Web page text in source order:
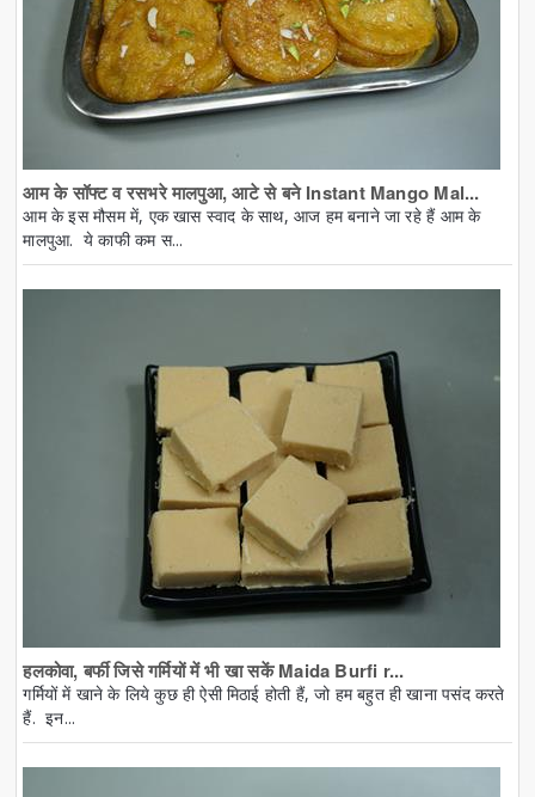
आम के सॉफ्ट व रसभरे मालपुआ, आटे से बने Instant Mango Mal...
आम के इस मौसम में, एक खास स्वाद के साथ, आज हम बनाने जा रहे हैं आम के
मालपुआ. ये काफी कम स...
हलकोवा, बर्फी जिसे गर्मियों में भी खा सकें Maida Burfi r...
गर्मियों में खाने के लिये कुछ ही ऐसी मिठाई होती हैं, जो हम बहुत ही खाना पसंद करते
हैं. इन...